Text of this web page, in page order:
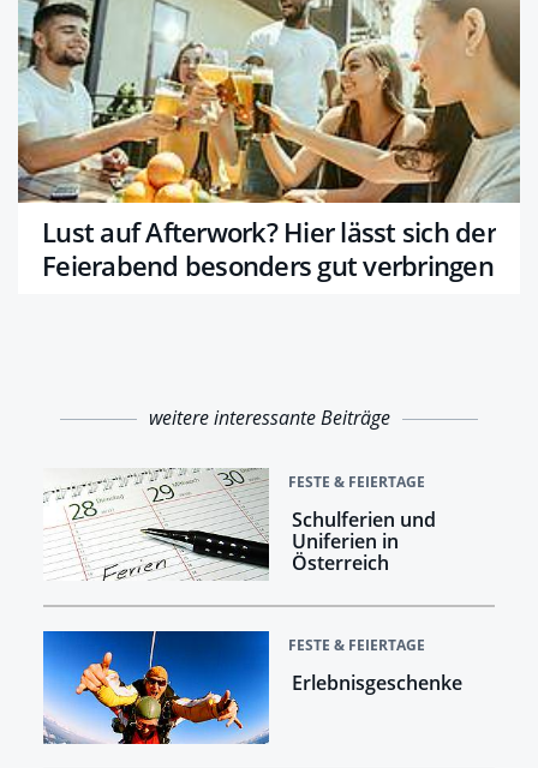
Lust auf Afterwork? Hier lässt sich der
Feierabend besonders gut verbringen
weitere interessante Beiträge
FESTE & FEIERTAGE
Schulferien und
Uniferien in
Österreich
FESTE & FEIERTAGE
Erlebnisgeschenke